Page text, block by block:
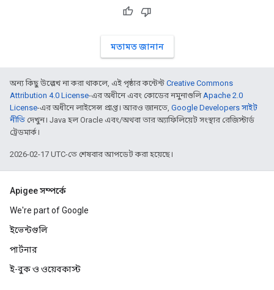
মতামত জানান
অন্য কিছু উল্লেখ না করা থাকলে, এই পৃষ্ঠার কন্টেন্ট Creative Commons
Attribution 4.0 License-এর অধীনে এবং কোডের নমুনাগুলিApache 2.0
License-এর অধীনে লাইসেন্স প্রাপ্ত। আরও জানতে, Google Developers সাইট
নীতি দেখুন। Java হল Oracle এবং/অথবা তার অ্যাফিলিয়েট সংস্থার রেজিস্টার্ড
ট্রেডমার্ক।
2026-02-17 UTC-তে শেষবার আপডেট করা হয়েছে।
Apigee সম্পর্কে
We're part of Google
ইভেন্টগুলি
পার্টনার
ই-বুক ও ওয়েবকাস্ট